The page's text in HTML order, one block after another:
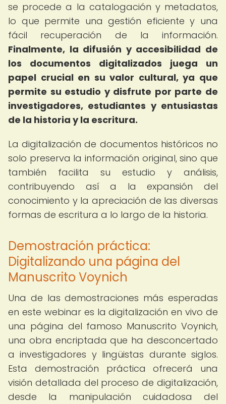
se procede a la catalogación y metadatos,
lo que permite una gestión eficiente y una
fácil recuperación de la información.
Finalmente, la difusión y accesibilidad de
los documentos digitalizados juega un
papel crucial en su valor cultural, ya que
permite su estudio y disfrute por parte de
investigadores, estudiantes y entusiastas
de la historia y la escritura.
La digitalización de documentos históricos no
solo preserva la información original, sino que
también facilita su estudio y análisis,
contribuyendo así a la expansión del
conocimiento y la apreciación de las diversas
formas de escritura a lo largo de la historia.
Demostración práctica:
Digitalizando una página del
Manuscrito Voynich
Una de las demostraciones más esperadas
en este webinar es la digitalización en vivo de
una página del famoso Manuscrito Voynich,
una obra encriptada que ha desconcertado
a investigadores y lingüistas durante siglos.
Esta demostración práctica ofrecerá una
visión detallada del proceso de digitalización,
desde la manipulación cuidadosa del